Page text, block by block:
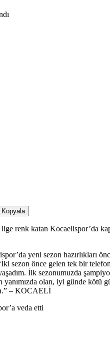
Kopyala
lige renk katan Kocaelispor’da
yeni sezon hazırlıkları
sezon önce gelen tek bir
İlk sezonumuzda
yanımızda olan, iyi günde
– KOCAELİ
veda etti